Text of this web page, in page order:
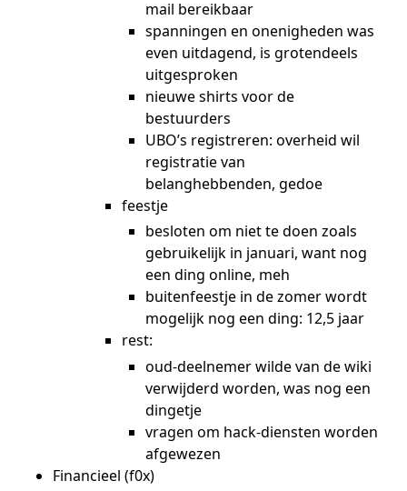
mail bereikbaar
spanningen en onenigheden was
even uitdagend, is grotendeels
uitgesproken
nieuwe shirts voor de
bestuurders
UBO’s registreren: overheid wil
registratie van
belanghebbenden, gedoe
feestje
besloten om niet te doen zoals
gebruikelijk in januari, want nog
een ding online, meh
buitenfeestje in de zomer wordt
mogelijk nog een ding: 12,5 jaar
rest:
oud-deelnemer wilde van de wiki
verwijderd worden, was nog een
dingetje
vragen om hack-diensten worden
afgewezen
Financieel (f0x)